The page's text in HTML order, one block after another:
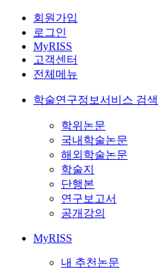
회원가입
로그인
MyRISS
고객센터
전체메뉴
학술연구정보서비스 검색
학위논문
국내학술논문
해외학술논문
학술지
단행본
연구보고서
공개강의
MyRISS
내 추천논문